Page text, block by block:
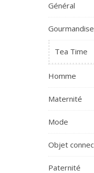
Général
Gourmandise
Tea Time
Homme
Maternité
Mode
Objet
Paternité